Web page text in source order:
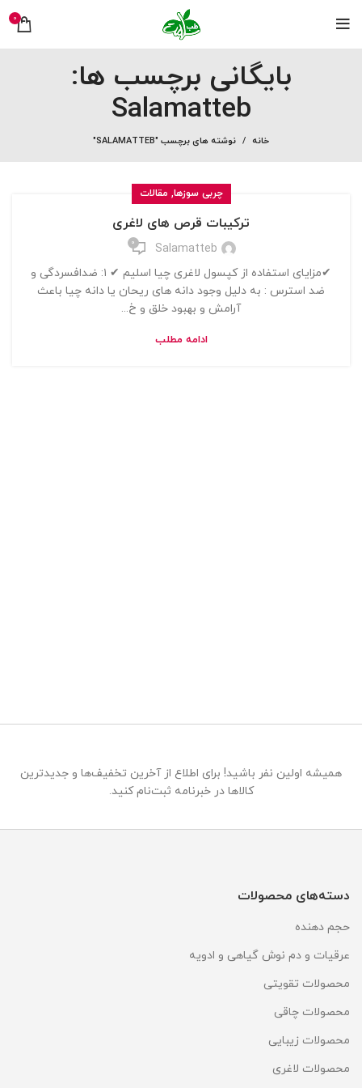
0
بایگانی برچسب ها:
Salamatteb
خانه نوشته های برچسب "SALAMATTEB"
چربی سوزها, مقالات
ترکیبات قرص های لاغری
Salamatteb
0
✔مزایاى استفاده از کپسول لاغرى چیا اسلیم ✔ ۱: ضدافسردگى و
ضد استرس : به دلیل وجود دانه های ریحان یا دانه چیا باعث
آرامش و بهبود خلق و خ...
ادامه مطلب
همیشه اولین نفر باشید! برای اطلاع از آخرین تخفیف‌ها و جدیدترین
کالاها در خبرنامه ثبت‌نام کنید.
دسته‌های محصولات
حجم دهنده
عرقیات و دم نوش گیاهی و ادویه
محصولات تقویتی
محصولات چاقی
محصولات زیبایی
محصولات لاغری